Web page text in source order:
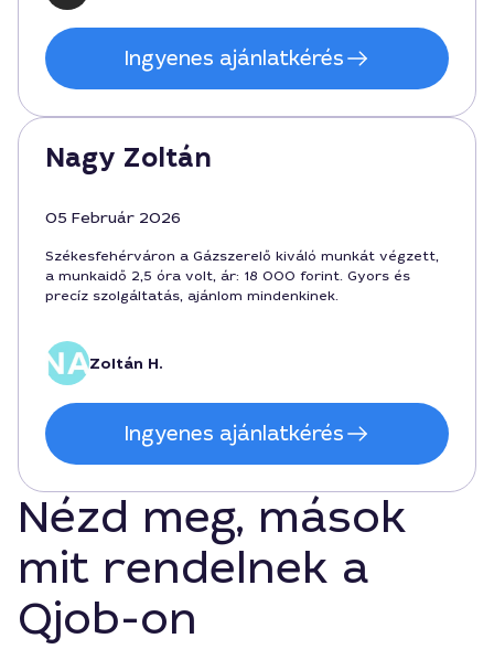
Ingyenes ajánlatkérés
Nagy Zoltán
05 Február 2026
Székesfehérváron a Gázszerelő kiváló munkát végzett,
a munkaidő 2,5 óra volt, ár: 18 000 forint. Gyors és
precíz szolgáltatás, ajánlom mindenkinek.
Zoltán H.
Ingyenes ajánlatkérés
Nézd meg, mások
mit rendelnek a
Qjob-on